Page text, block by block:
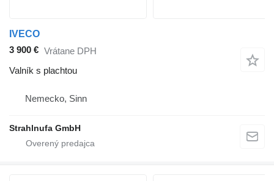
IVECO
3 900 € Vrátane DPH
Valník s plachtou
Nemecko, Sinn
Strahlnufa GmbH